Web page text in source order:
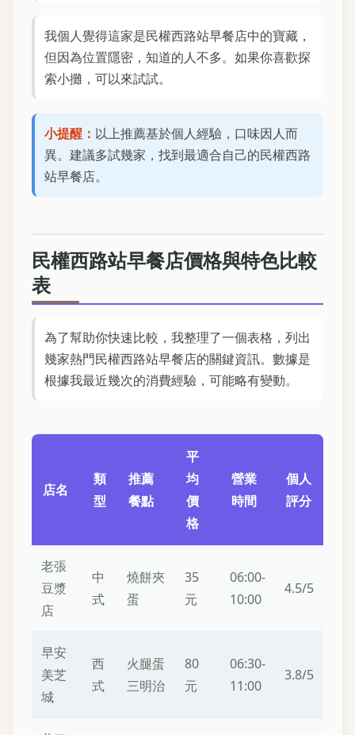
我個人覺得這家是民權西路站早餐店中的寶藏，
但因為位置隱密，知道的人不多。如果你喜歡探
索小攤，可以來試試。
小提醒： 以上推薦基於個人經驗，口味因人而
異。建議多試幾家，找到最適合自己的民權西路
站早餐店。
民權西路站早餐店價格與特色比較
表
為了幫助你快速比較，我整理了一個表格，列出
幾家熱門民權西路站早餐店的關鍵資訊。數據是
根據我最近幾次的消費經驗，可能略有變動。
店名
類
型
推薦
餐點
平
均
價
格
營業
時間
個人
評分
老張
豆漿
店
中
式
燒餅夾
蛋
35
元
06:00-
10:00
4.5/5
早安
美芝
城
西
式
火腿蛋
三明治
80
元
06:30-
11:00
3.8/5